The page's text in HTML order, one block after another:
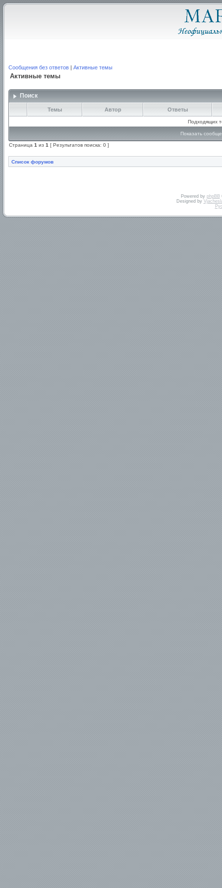
Сообщения без ответов | Активные темы
Активные темы
Поиск
Темы Автор Ответы
Подходящих
Показать
Страница 1 из 1 [ Результатов поиска: 0 ]
Список форумов
Powered by phpBB
Designed by